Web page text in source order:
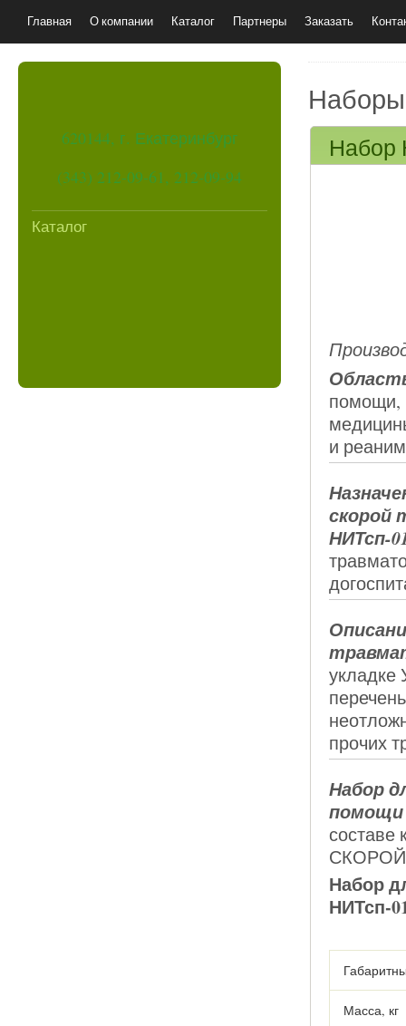
Главная О компании Каталог Партнеры Заказать
620144, г. Екатеринбург
(343) 212-09-61, 212-09-94
Каталог
Наборы
Набор
помощи,
и
скорой
НИТсп-
прочих
Набор
помощи
Набор
НИТсп-
Масса, кг